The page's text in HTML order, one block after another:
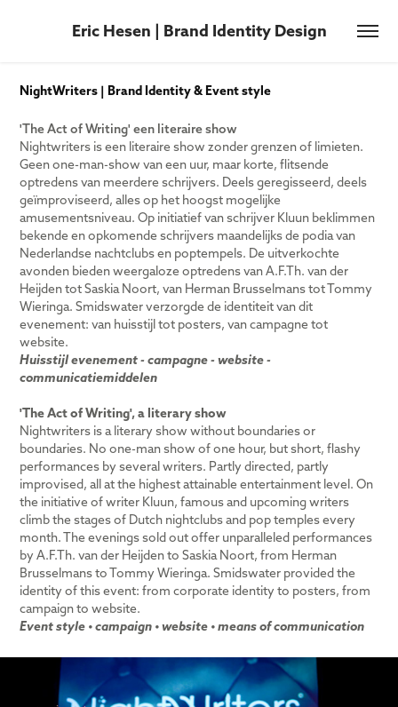
Eric Hesen | Brand Identity Design
NightWriters | Brand Identity & Event style
'The Act of Writing' een literaire show
Nightwriters is een literaire show zonder grenzen of limieten.
Geen one-man-show van een uur, maar korte, flitsende
optredens van meerdere schrijvers. Deels geregisseerd, deels
geïmproviseerd, alles op het hoogst mogelijke
amusementsniveau. Op initiatief van schrijver Kluun beklimmen
bekende en opkomende schrijvers maandelijks de podia van
Nederlandse nachtclubs en poptempels. De uitverkochte
avonden bieden weergaloze optredens van A.F.Th. van der
Heijden tot Saskia Noort, van Herman Brusselmans tot Tommy
Wieringa. Smidswater verzorgde de identiteit van dit
evenement: van huisstijl tot posters, van campagne tot
website.
Huisstijl evenement - campagne - website -
communicatiemiddelen
'The Act of Writing', a literary show
Nightwriters is a literary show without boundaries or
boundaries. No one-man show of one hour, but short, flashy
performances by several writers. Partly directed, partly
improvised, all at the highest attainable entertainment level. On
the initiative of writer Kluun, famous and upcoming writers
climb the stages of Dutch nightclubs and pop temples every
month. The evenings sold out offer unparalleled performances
by A.F.Th. van der Heijden to Saskia Noort, from Herman
Brusselmans to Tommy Wieringa. Smidswater provided the
identity of this event: from corporate identity to posters, from
campaign to website.
Event style • campaign • website • means of communication